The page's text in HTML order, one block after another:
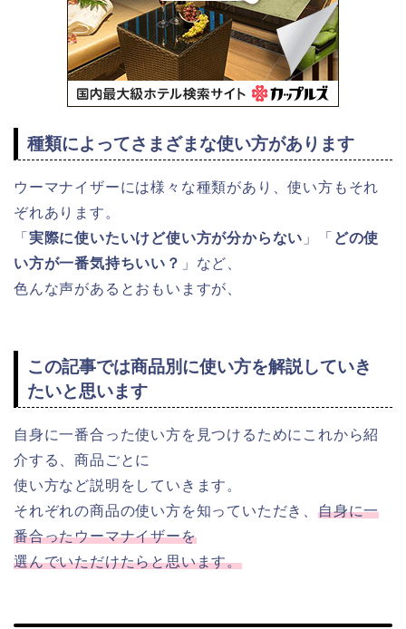
種類によってさまざまな使い方があります
ウーマナイザーには様々な種類があり、使い方もそれ
ぞれあります。
「 実際に使いたいけど使い方が分からない 」「 どの使
い方が一番気持ちいい？ 」など、
色んな声があるとおもいますが、
この記事では商品別に使い方を解説していき
たいと思います
自身に一番合った使い方を見つけるためにこれから紹
介する、商品ごとに
使い方など説明をしていきます。
それぞれの商品の使い方を知っていただき、 自身に一
番合ったウーマナイザーを
選んでいただけたらと思います。